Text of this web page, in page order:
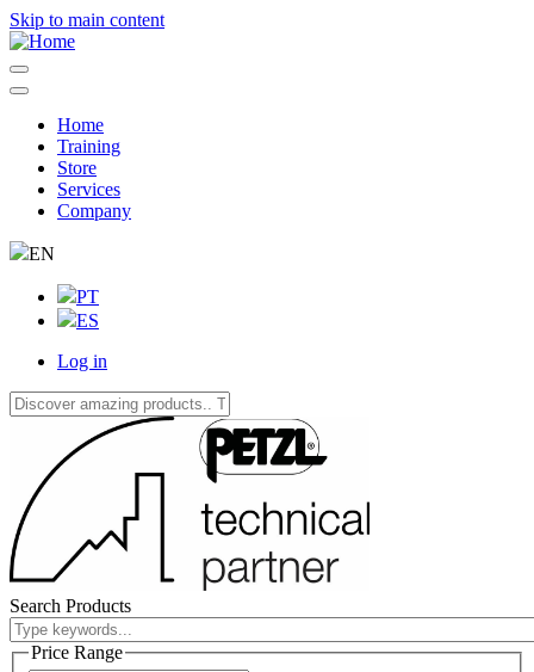
Skip to main content
Navegação
principal
Home
Training
Store
Services
Company
EN
PT
ES
account
Log in
Search Products
Price Range